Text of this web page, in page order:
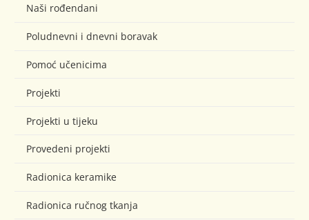
Naši rođendani
Poludnevni i dnevni boravak
Pomoć učenicima
Projekti
Projekti u tijeku
Provedeni projekti
Radionica keramike
Radionica ručnog tkanja